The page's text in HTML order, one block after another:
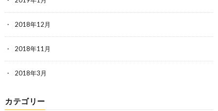
2018年12月
2018年11月
2018年3月
カテゴリー